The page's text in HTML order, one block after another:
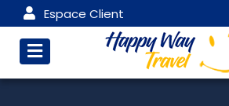
Espace Client